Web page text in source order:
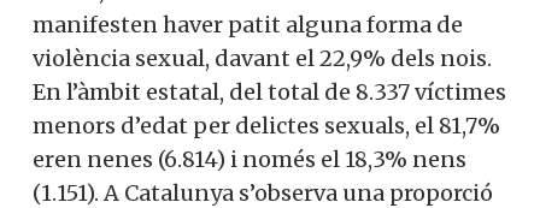
manifesten haver patit alguna forma de
violència sexual, davant el 22,9% dels nois.
En l’àmbit estatal, del total de 8.337 víctimes
menors d’edat per delictes sexuals, el 81,7%
eren nenes (6.814) i només el 18,3% nens
(1.151). A Catalunya s’observa una proporció